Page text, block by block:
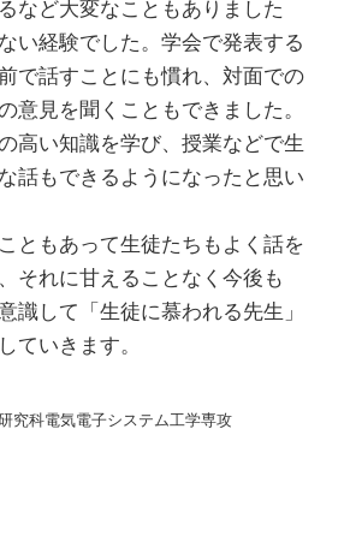
など大変なこともありました
い経験でした。学会で発表する
で話すことにも慣れ、対面での
意見を聞くこともできました。
高い知識を学び、授業などで生
話もできるようになったと思い
ともあって生徒たちもよく話を
それに甘えることなく今後も
識して「生徒に慕われる先生」
ていきます。
究科電気電⼦システム⼯学専攻